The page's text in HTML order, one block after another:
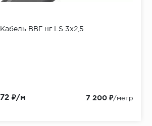
Кабель ВВГ нг LS 3x2,5
72 ₽/м 7 200 ₽/метр